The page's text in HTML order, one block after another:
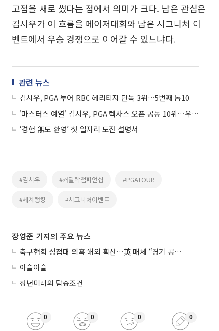
고점을 새로 썼다는 점에서 의미가 크다. 남은 관심은
김시우가 이 흐름을 메이저대회와 남은 시그니처 이
벤트에서 우승 경쟁으로 이어갈 수 있느냐다.
관련 뉴스
김시우, PGA 투어 RBC 헤리티지 단독 3위…5번째 톱10
'마스터스 예열' 김시우, PGA 텍사스 오픈 공동 10위…우승은 스펀
‘경험 無도 환영’ 첫 일자리 도전 설명서
#김시우 #캐딜락챔피언십 #PGATOUR
#세계랭킹 #시그니처이벤트
장영준 기자의 주요 뉴스
축구협회 성접대 의혹 해외 확산…英 매체 “경기 공정성 의문”
아슬아슬
청년미래의 탑승조건
0 0 0 0